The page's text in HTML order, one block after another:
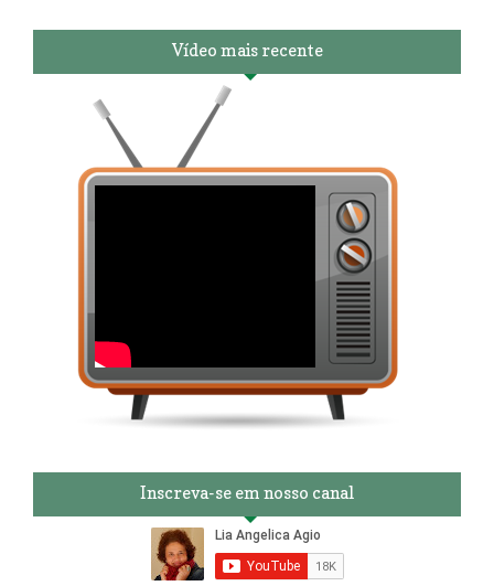
Vídeo mais recente
Inscreva-se em nosso canal